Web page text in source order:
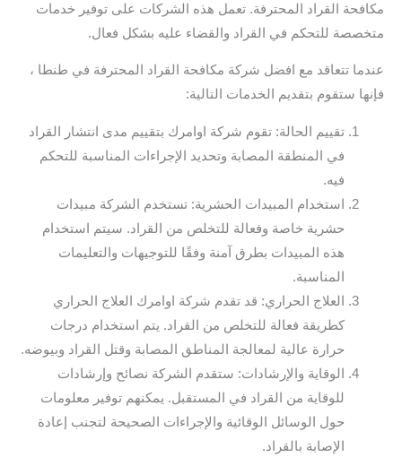
مكافحة القراد المحترفة. تعمل هذه الشركات على توفير خدمات
متخصصة للتحكم في القراد والقضاء عليه بشكل فعال.
عندما تتعاقد مع افضل شركة مكافحة القراد المحترفة في طنطا ،
فإنها ستقوم بتقديم الخدمات التالية:
تقييم الحالة: تقوم شركة اوامرك بتقييم مدى انتشار القراد
في المنطقة المصابة وتحديد الإجراءات المناسبة للتحكم
فيه.
استخدام المبيدات الحشرية: تستخدم الشركة مبيدات
حشرية خاصة وفعالة للتخلص من القراد. سيتم استخدام
هذه المبيدات بطرق آمنة وفقًا للتوجيهات والتعليمات
المناسبة.
العلاج الحراري: قد تقدم شركة اوامرك العلاج الحراري
كطريقة فعالة للتخلص من القراد. يتم استخدام درجات
حرارة عالية لمعالجة المناطق المصابة وقتل القراد وبيوضه.
الوقاية والإرشادات: ستقدم الشركة نصائح وإرشادات
للوقاية من القراد في المستقبل. يمكنهم توفير معلومات
حول الوسائل الوقائية والإجراءات الصحيحة لتجنب إعادة
الإصابة بالقراد.